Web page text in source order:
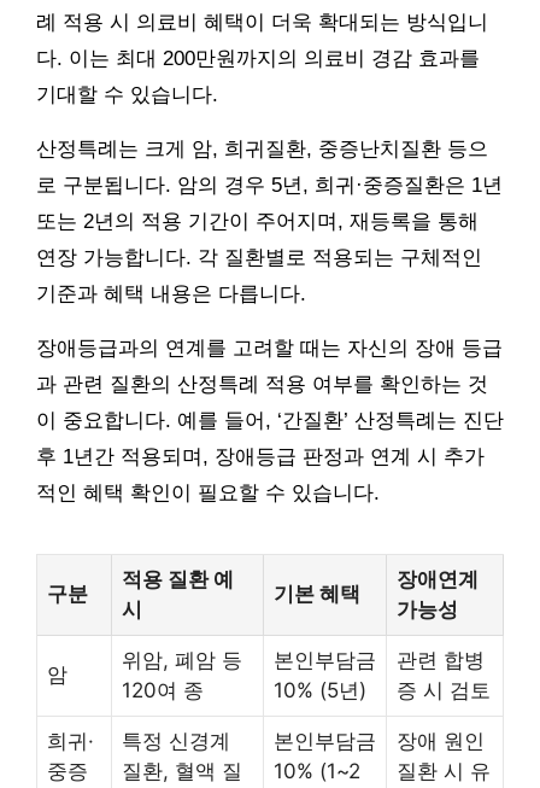
례 적용 시 의료비 혜택이 더욱 확대되는 방식입니
다. 이는 최대 200만원까지의 의료비 경감 효과를
기대할 수 있습니다.
산정특례는 크게 암, 희귀질환, 중증난치질환 등으
로 구분됩니다. 암의 경우 5년, 희귀·중증질환은 1년
또는 2년의 적용 기간이 주어지며, 재등록을 통해
연장 가능합니다. 각 질환별로 적용되는 구체적인
기준과 혜택 내용은 다릅니다.
장애등급과의 연계를 고려할 때는 자신의 장애 등급
과 관련 질환의 산정특례 적용 여부를 확인하는 것
이 중요합니다. 예를 들어, ‘간질환’ 산정특례는 진단
후 1년간 적용되며, 장애등급 판정과 연계 시 추가
적인 혜택 확인이 필요할 수 있습니다.
구분
적용 질환 예
시
기본 혜택
장애연계
가능성
암
위암, 폐암 등
120여 종
본인부담금
10% (5년)
관련 합병
증 시 검토
희귀·
중증
특정 신경계
질환, 혈액 질
본인부담금
10% (1~2
장애 원인
질환 시 유